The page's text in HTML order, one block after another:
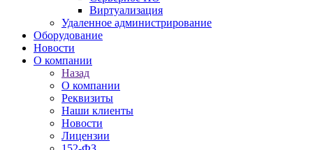
Виртуализация
Удаленное администрирование
Оборудование
Новости
О компании
Назад
О компании
Реквизиты
Наши клиенты
Новости
Лицензии